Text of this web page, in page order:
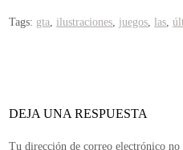
Tags: gta, ilustraciones, juegos,las,
DEJA UNA RESPUESTA
Tu dirección de correo electrónico no